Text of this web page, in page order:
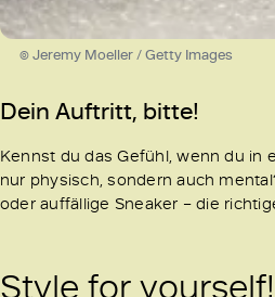
© Jeremy Moeller / Getty Images
Dein Auftritt, bitte!
Kennst du das Gefühl, wenn du in
nur physisch, sondern auch
oder auffällige Sneaker – die
Style for